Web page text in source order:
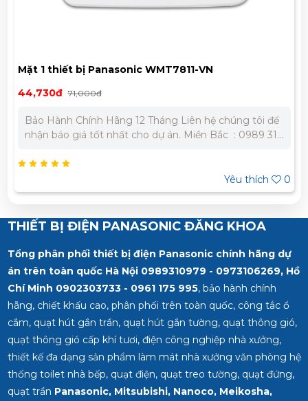
Mặt 1 thiết bị Panasonic WMT7811-VN
44,730đ 71,000đ
Bảo Hành Chính Hãng 12 Tháng Liên hệ chúng tôi để
nhận báo giá tốt nhất cho dự án. Miền Bắc : 0989 310
332 980
Yêu thích
0
THIẾT BỊ ĐIỆN PANASONIC ĐĂNG KHOA
Tổng phân phối thiết bị điện Panasonic chính hãng dự
án trên toàn quốc Hà Nội 0989310979 - 0973106269, Hồ
Chí Minh 0902303733 - 0961 175 995, bảo hành chính
hãng, chiết khấu cao, phân phối trên toàn quốc, công tắc ổ
cắm, quạt hút gắn trần, quạt hút gắn tường, quạt thông gió,
quạt thông gió cấp khí tươi, điện công nghiệp nhà xưởng,
thiết kế đa dạng sản phẩm làm mát nhà xưởng văn phòng hệ
thống toilet nhà bếp, quạt điện, quạt treo tường, quạt đứng,
quạt trần Panasonic, Mitsubishi, Nanoco, Meikosha,